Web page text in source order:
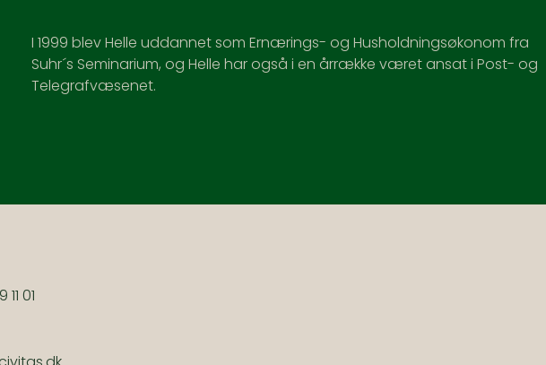
I 1999 blev Helle uddannet som Ernærings- og Husholdningsøkonom fra
Suhr´s Seminarium, og Helle har også i en årrække været ansat i Post- og
Telegrafvæsenet.
01